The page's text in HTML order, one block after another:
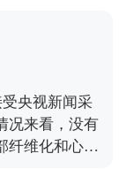
央视新闻采
况来看，没有
纤维化和心肌